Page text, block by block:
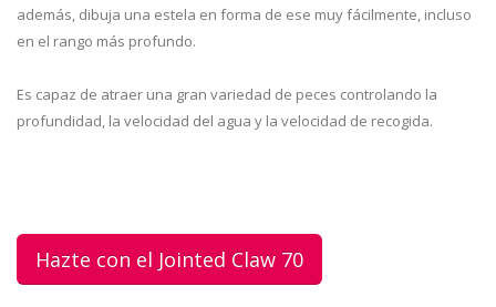
además, dibuja una estela en forma de ese muy fácilmente, incluso
en el rango más profundo.
Es capaz de atraer una gran variedad de peces controlando la
profundidad, la velocidad del agua y la velocidad de recogida.
Hazte con el Jointed Claw 70